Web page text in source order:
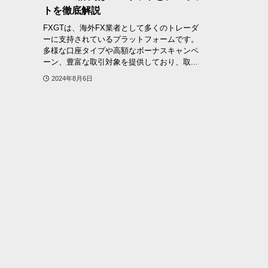
トを徹底解説
FXGTは、海外FX業者として多くのトレーダ
ーに支持されているプラットフォームです。
多様な口座タイプや高額なボーナスキャンペ
ーン、豊富な取引対象を提供しており、取...
2024年8月6日